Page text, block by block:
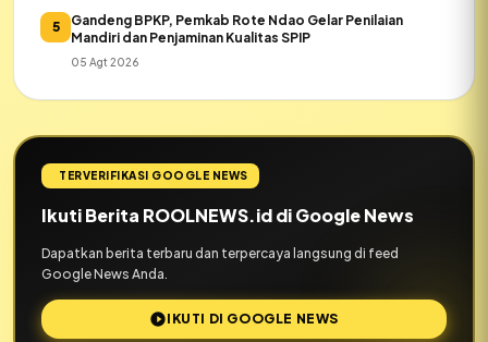
5
Gandeng BPKP, Pemkab Rote Ndao Gelar Penilaian
Mandiri dan Penjaminan Kualitas SPIP
05 Agt 2026
TERVERIFIKASI GOOGLE NEWS
Ikuti Berita ROOLNEWS.id di Google News
Dapatkan berita terbaru dan terpercaya langsung di feed
Google News Anda.
IKUTI DI GOOGLE NEWS